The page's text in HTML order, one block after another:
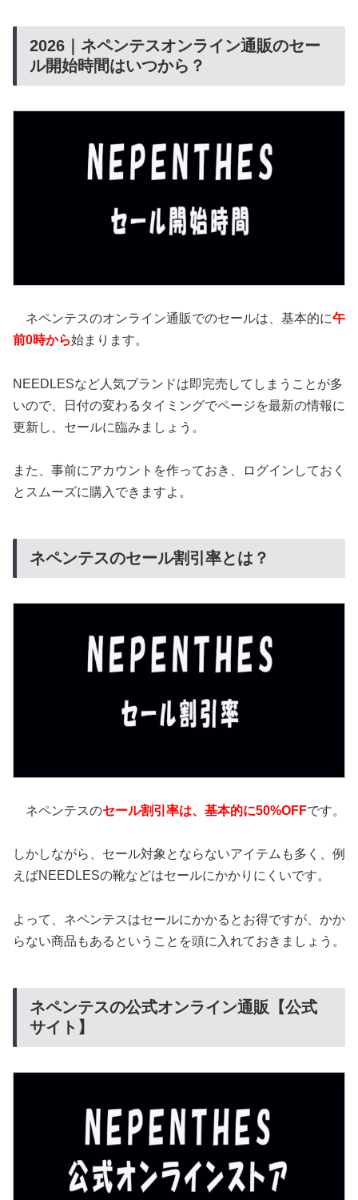
2026｜ネペンテスオンライン通販のセー
ル開始時間はいつから？
ネペンテスのオンライン通販でのセールは、基本的に午
前0時から始まります。
NEEDLESなど人気ブランドは即完売してしまうことが多
いので、日付の変わるタイミングでページを最新の情報に
更新し、セールに臨みましょう。
また、事前にアカウントを作っておき、ログインしておく
とスムーズに購入できますよ。
ネペンテスのセール割引率とは？
ネペンテスのセール割引率は、基本的に50%OFFです。
しかしながら、セール対象とならないアイテムも多く、例
えばNEEDLESの靴などはセールにかかりにくいです。
よって、ネペンテスはセールにかかるとお得ですが、かか
らない商品もあるということを頭に入れておきましょう。
ネペンテスの公式オンライン通販【公式
サイト】